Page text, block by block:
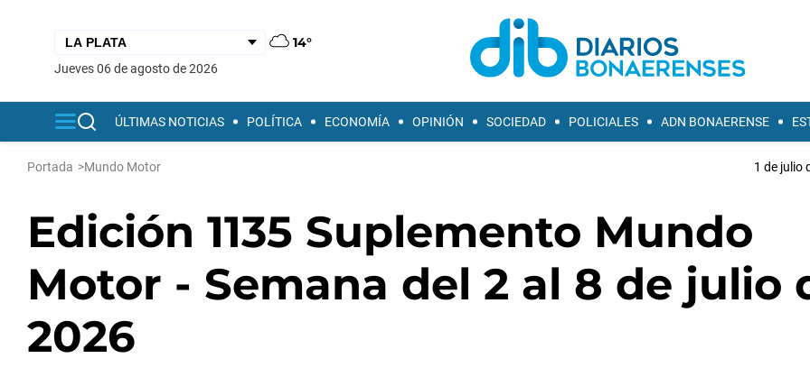
14°
jueves 06 de agosto de 2026
ÚLTIMAS NOTICIAS POLÍTICA ECONOMÍA OPINIÓN SOCIEDAD POLICIALES ADN BONAERENSE
Portada >Mundo Motor 1 de julio
Edición 1135 Suplemento Mundo
Motor - Semana del 2 al 8 de julio
2026